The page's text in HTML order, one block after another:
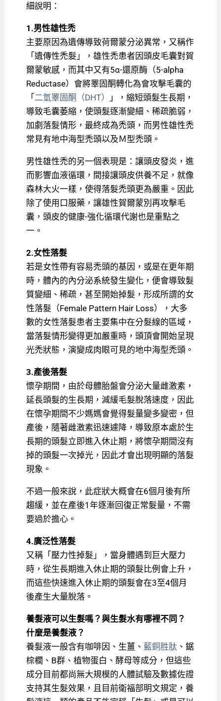
細說明：
1.男性雄性禿
主要原因為遺傳導致荷爾蒙分泌異常，又稱作
「遺傳性禿髮」，雄性禿患者因頭皮毛囊對賀
爾蒙敏感，而其中又有5α-還原酶（5-alpha
Reductase）會將睪固酮轉化為會攻擊毛囊的
「二氫睪固酮（DHT）
」，縮短頭髮生長期，
導致毛囊萎縮，使頭髮逐漸變細、稀疏脆弱，
加劇落髮情形，最終成為禿頭，而男性雄性禿
常見有地中海型禿頭以及Ｍ型禿頭。
男性雄性禿的另一個表現是：讓頭皮發炎，進
而影響血液循環，間接讓頭皮供養不足，就像
森林大火一樣，使得落髮禿頭更為嚴重。因此
除了使用口服藥，讓雄性賀爾蒙別再攻擊毛
囊，頭皮的健康-強化循環代謝也是重點之
一。
2.女性落髮
若是女性帶有容易禿頭的基因，或是在更年期
時，體內的內分泌系統發生變化，便會導致髮
質變細、稀疏，甚至開始掉髮，形成所謂的女
性落髮（Female Pattern Hair Loss），大多
數的女性落髮患者主要集中在分髮線的區域，
當落髮情形變得更加嚴重時，頭頂會開始呈現
光禿狀態，演變成肉眼可見的地中海型禿頭。
3.產後落髮
懷孕期間，由於母體胎盤會分泌大量雌激素，
延長頭髮的生長期，減緩毛髮脫落速度，因此
在懷孕期間不少媽媽會覺得髮量變多變密，但
產後，隨著雌激素迅速遽降，導致原本處於生
長期的頭髮立即進入休止期，將懷孕期間沒有
掉的頭髮一次掉光，因此才會出現明顯的落髮
現象。
不過一般來說，此症狀大概會在6個月後有所
趨緩，並在產後1年逐漸回復正常髮量，不需
要過於擔心。
4.廣泛性落髮
又稱「壓力性掉髮」，當身體遇到巨大壓力
時，從生長期進入休止期的頭髮比例會上升，
而這些快速進入休止期的頭髮會在3至4個月
後產生大量脫落。
養髮液可以生髮嗎？與生髮水有哪裡不同？
什麼是養髮液？
養髮液一般含有咖啡因、生薑、 藍銅胜肽 、鋸
棕櫚、B群、植物蛋白、酵母等成分，但這些
成分目前都尚無大規模的人體試驗及數據佐證
支持其生髮效果，且目前衛福部明文規定，養